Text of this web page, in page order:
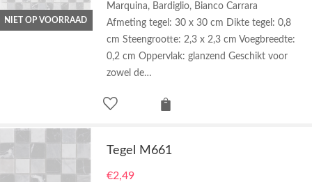
NIET OP VOORRAAD
Marquina, Bardiglio, Bianco Carrara
Afmeting tegel: 30 x 30 cm Dikte tegel: 0,8
cm Steengrootte: 2,3 x 2,3 cm Voegbreedte:
0,2 cm Oppervlak: glanzend Geschikt voor
zowel de…
Tegel M661
€2,49